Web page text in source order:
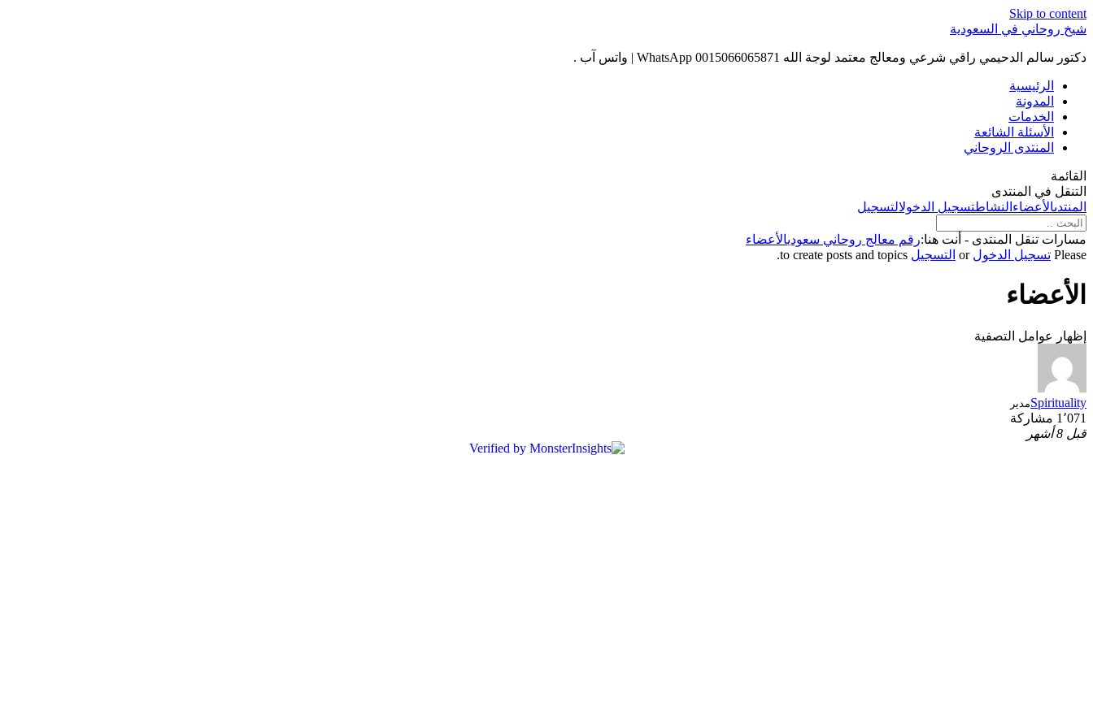
Skip to content
شيخ روحاني في السعودية
دكتور سالم الدحيمي راقي شرعي ومعالج معتمد لوجة الله 0015066065871 WhatsApp | واتس آب .
الرئيسية
المدونة
الخدمات
الأسئلة الشائعة
المنتدى الروحاني
القائمة
التنقل في المنتدى
المنتدىالأعضاء النشاطتسجيل الدخولالتسجيل
مسارات تنقل المنتدى - أنت هنا:رقم معالج روحاني سعوديالأعضاء
Please تسجيل الدخول or التسجيل
الأعضاء
إظهار عوامل التصفية
Spiritualityمدير
1٬071 مشاركة
قبل 8 أشهر